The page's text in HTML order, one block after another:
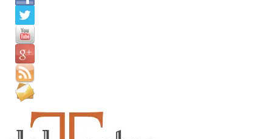
Anticipazioni
News
Palazzi consiglia
Video
Chi siamo